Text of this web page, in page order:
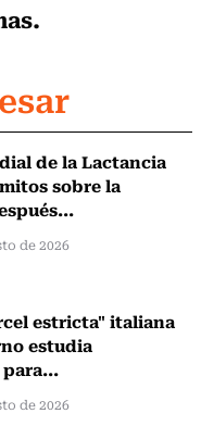
de la Lactancia
sobre la
de 2026
estricta" italiana
estudia
de 2026